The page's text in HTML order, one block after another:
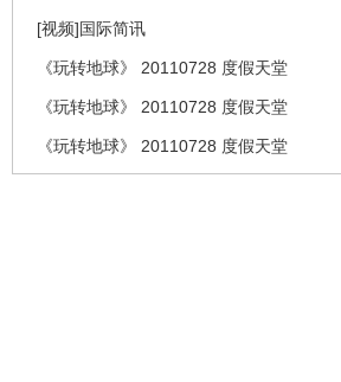
[视频]国际简讯
《玩转地球》 20110728 度假天堂
《玩转地球》 20110728 度假天堂
《玩转地球》 20110728 度假天堂